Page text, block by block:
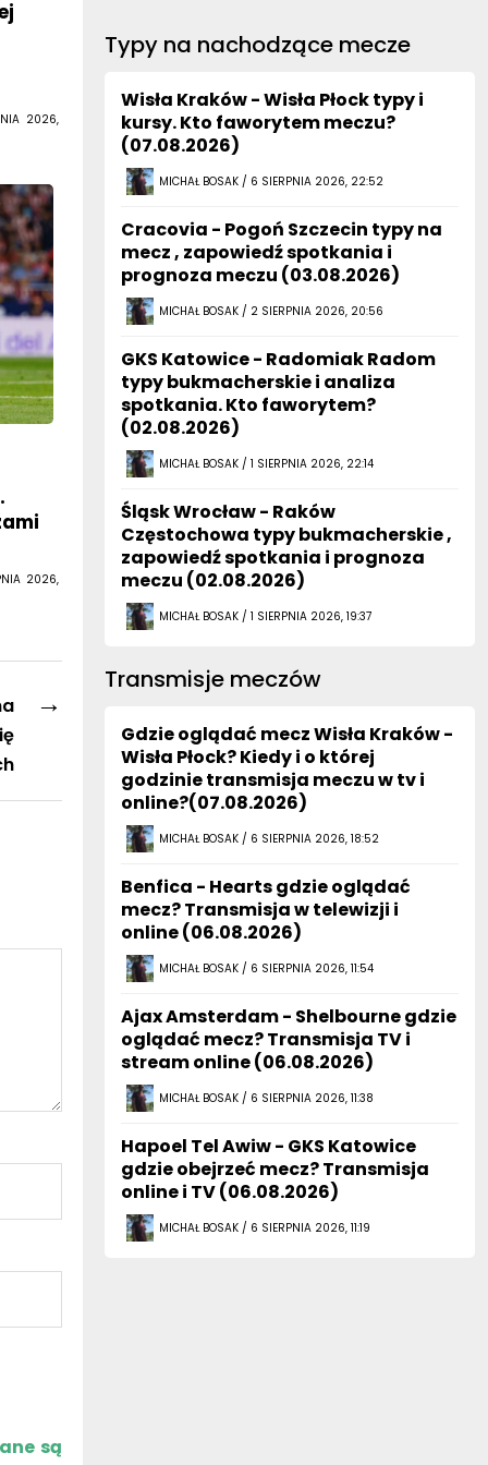
2026,
2026,
→
są
Typy na nachodzące mecze
Wisła Kraków - Wisła Płock typy i
kursy. Kto faworytem meczu?
(07.08.2026)
MICHAŁ BOSAK / 6 SIERPNIA 2026, 22:52
Cracovia - Pogoń Szczecin typy na
mecz , zapowiedź spotkania i
prognoza meczu (03.08.2026)
MICHAŁ BOSAK / 2 SIERPNIA 2026, 20:56
GKS Katowice - Radomiak Radom
typy bukmacherskie i analiza
spotkania. Kto faworytem?
(02.08.2026)
MICHAŁ BOSAK / 1 SIERPNIA 2026, 22:14
Śląsk Wrocław - Raków
Częstochowa typy bukmacherskie ,
zapowiedź spotkania i prognoza
meczu (02.08.2026)
MICHAŁ BOSAK / 1 SIERPNIA 2026, 19:37
Transmisje meczów
Gdzie oglądać mecz Wisła Kraków -
Wisła Płock? Kiedy i o której
godzinie transmisja meczu w tv i
online?(07.08.2026)
MICHAŁ BOSAK / 6 SIERPNIA 2026, 18:52
Benfica - Hearts gdzie oglądać
mecz? Transmisja w telewizji i
online (06.08.2026)
MICHAŁ BOSAK / 6 SIERPNIA 2026, 11:54
Ajax Amsterdam - Shelbourne gdzie
oglądać mecz? Transmisja TV i
stream online (06.08.2026)
MICHAŁ BOSAK / 6 SIERPNIA 2026, 11:38
Hapoel Tel Awiw - GKS Katowice
gdzie obejrzeć mecz? Transmisja
online i TV (06.08.2026)
MICHAŁ BOSAK / 6 SIERPNIA 2026, 11:19